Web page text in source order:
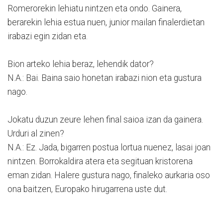
Romerorekin lehiatu nintzen eta ondo. Gainera,
berarekin lehia estua nuen, junior mailan finalerdietan
irabazi egin zidan eta.
Bion arteko lehia beraz, lehendik dator?
N.A.: Bai. Baina saio honetan irabazi nion eta gustura
nago.
Jokatu duzun zeure lehen final saioa izan da gainera.
Urduri al zinen?
N.A.: Ez. Jada, bigarren postua lortua nuenez, lasai joan
nintzen. Borrokaldira atera eta segituan kristorena
eman zidan. Halere gustura nago, finaleko aurkaria oso
ona baitzen, Europako hirugarrena uste dut.